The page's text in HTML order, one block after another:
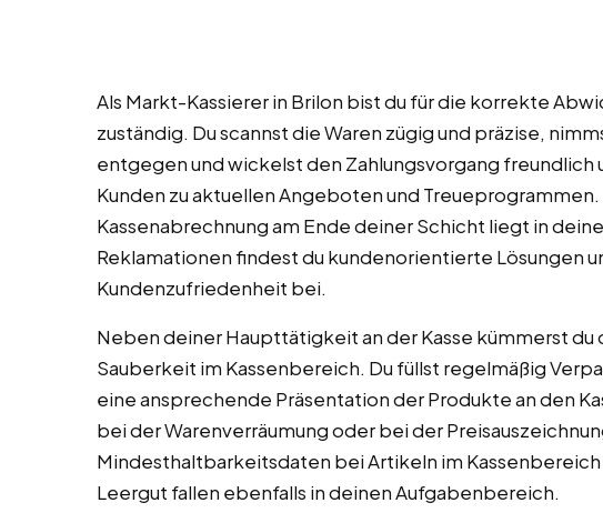
Als Markt-Kassierer in Brilon bist du für die korrekte
zuständig. Du scannst die Waren zügig und präzise,
entgegen und wickelst den Zahlungsvorgang
Kunden zu aktuellen Angeboten und
Kassenabrechnung am Ende deiner Schicht liegt in
Reklamationen findest du kundenorientierte Lösungen
Kundenzufriedenheit bei.
Neben deiner Haupttätigkeit an der Kasse kümmerst du
Sauberkeit im Kassenbereich. Du füllst regelmäßig
eine ansprechende Präsentation der Produkte an den
bei der Warenverräumung oder bei der
Mindesthaltbarkeitsdaten bei Artikeln im
Leergut fallen ebenfalls in deinen Aufgabenbereich.